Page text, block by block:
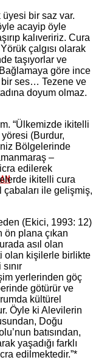
bir saz var.
acayip öyle
kalıveririz. Cura
çalgısı olarak
taşıyorlar ve
göre ince
bir ses… Tezene ve
doyum olmaz.
“Ülkemizde ikitelli
(Burdur,
Bölgelerinde
–
edilerek
ikitelli cura
çabaları ile gelişmiş,
(Ekici, 1993: 12)
ön plana çıkan
asıl olan
olan kişilerle birlikte
yerlerinden göç
götürür ve
kültürel
Öyle ki Alevilerin
Doğu
batısından,
yaşadığı farklı
edilmektedir.”*